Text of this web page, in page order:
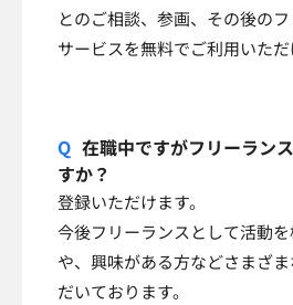
とのご相談、参画、その後の
サービスを無料でご利用いただ
在職中ですがフリーラン
すか？
登録いただけます。
今後フリーランスとして活動
や、興味がある方などさまざ
だいております。